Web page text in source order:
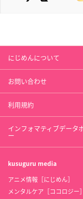
にじめんについて
お問い合わせ
利用規約
インフォマティブデータ
ー
kusuguru media
アニメ情報［にじめん］
メンタルケア［ココロジー］